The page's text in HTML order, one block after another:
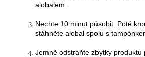
alobalem.
Nechte 10 minut působit. Poté
stáhněte alobal spolu s
Jemně odstraňte zbytky produktu